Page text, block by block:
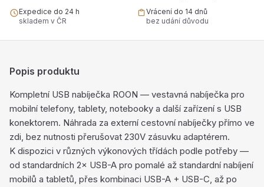
Expedice do 24 h
skladem v ČR
Vrácení do 14 dnů
bez udání důvodu
Popis produktu
Kompletní USB nabíječka ROON — vestavná nabíječka pro
mobilní telefony, tablety, notebooky a další zařízení s USB
konektorem. Náhrada za externí cestovní nabíječky přímo ve
zdi, bez nutnosti přerušovat 230V zásuvku adaptérem.
K dispozici v různých výkonových třídách podle potřeby —
od standardních 2× USB-A pro pomalé až standardní nabíjení
mobilů a tabletů, přes kombinaci USB-A + USB-C, až po